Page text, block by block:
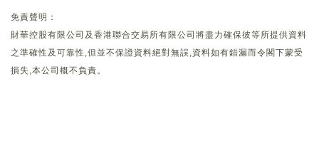
免責聲明：
財華控股有限公司及香港聯合交易所有限公司將盡力確保彼等所提供資料
之準確性及可靠性,但並不保證資料絕對無誤,資料如有錯漏而令閣下蒙受
損失,本公司概不負責。